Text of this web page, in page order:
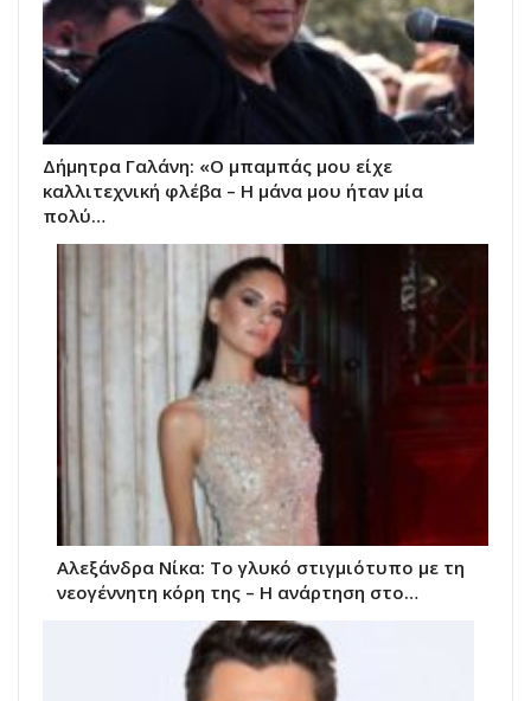
Δήμητρα Γαλάνη: «Ο μπαμπάς μου είχε
καλλιτεχνική φλέβα – Η μάνα μου ήταν μία
πολύ…
Αλεξάνδρα Νίκα: Το γλυκό στιγμιότυπο με τη
νεογέννητη κόρη της – Η ανάρτηση στο…